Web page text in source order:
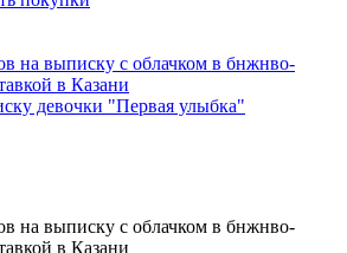
девочки "Первая улыбка"